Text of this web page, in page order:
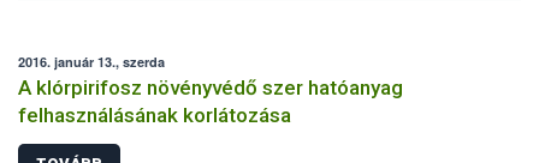
2016. január 13., szerda
A klórpirifosz növényvédő szer hatóanyag
felhasználásának korlátozása